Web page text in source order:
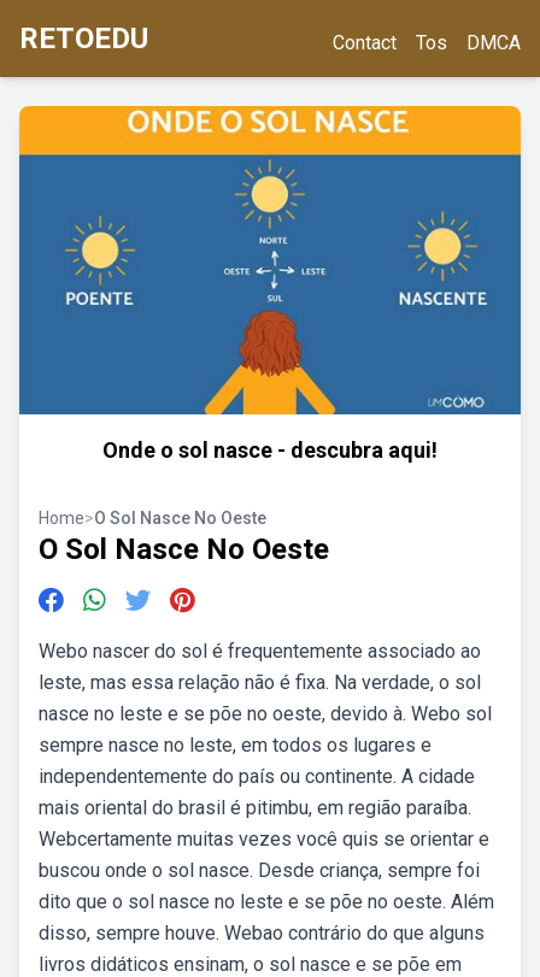
RETOEDU Contact Tos DMCA
Onde o sol nasce - descubra aqui!
Home>O Sol Nasce No Oeste
O Sol Nasce No Oeste
Webo nascer do sol é frequentemente associado ao
leste, mas essa relação não é fixa. Na verdade, o sol
nasce no leste e se põe no oeste, devido à. Webo sol
sempre nasce no leste, em todos os lugares e
independentemente do país ou continente. A cidade
mais oriental do brasil é pitimbu, em região paraíba.
Webcertamente muitas vezes você quis se orientar e
buscou onde o sol nasce. Desde criança, sempre foi
dito que o sol nasce no leste e se põe no oeste. Além
disso, sempre houve. Webao contrário do que alguns
livros didáticos ensinam, o sol nasce e se põe em